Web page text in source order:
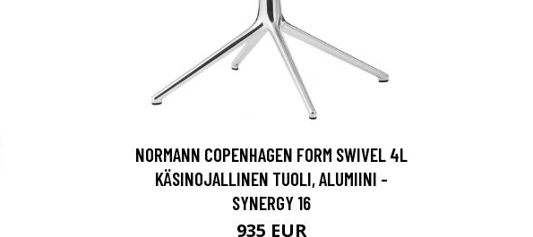
NORMANN COPENHAGEN FORM SWIVEL 4L
KÄSINOJALLINEN TUOLI, ALUMIINI -
SYNERGY 16
935 EUR